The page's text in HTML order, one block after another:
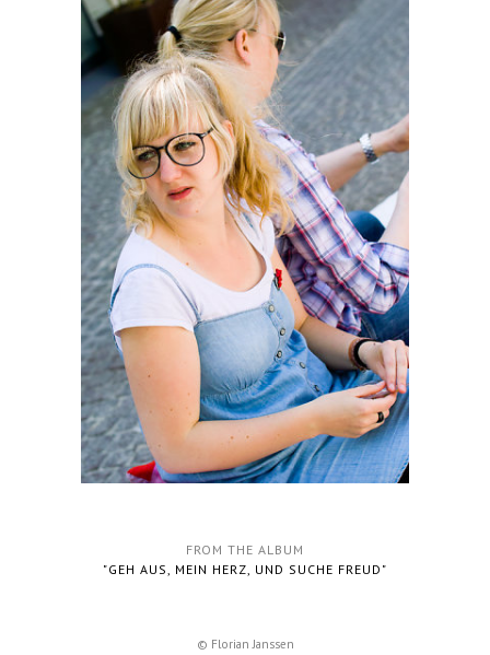
FROM THE ALBUM
"GEH AUS, MEIN HERZ, UND SUCHE FREUD"
© Florian Janssen